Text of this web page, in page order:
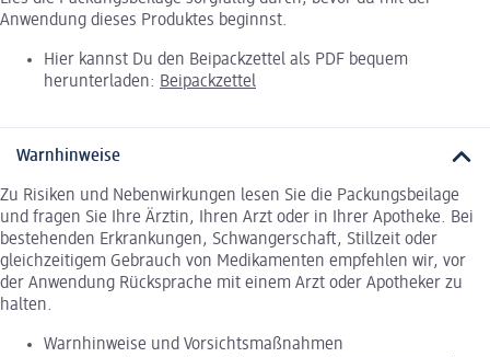
Anwendung dieses Produktes beginnst.
Hier kannst Du den Beipackzettel als PDF bequem
herunterladen: Beipackzettel
Warnhinweise
Zu Risiken und Nebenwirkungen lesen Sie die Packungsbeilage
und fragen Sie Ihre Ärztin, Ihren Arzt oder in Ihrer Apotheke. Bei
bestehenden Erkrankungen, Schwangerschaft, Stillzeit oder
gleichzeitigem Gebrauch von Medikamenten empfehlen wir, vor
der Anwendung Rücksprache mit einem Arzt oder Apotheker zu
halten.
Warnhinweise und Vorsichtsmaßnahmen